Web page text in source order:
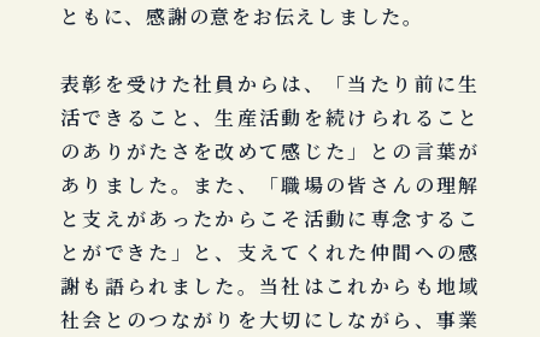
ともに、感謝の意をお伝えしました。
表彰を受けた社員からは、「当たり前に生
活できること、生産活動を続けられること
のありがたさを改めて感じた」との言葉が
ありました。また、「職場の皆さんの理解
と支えがあったからこそ活動に専念するこ
とができた」と、支えてくれた仲間への感
謝も語られました。当社はこれからも地域
社会とのつながりを大切にしながら、事業